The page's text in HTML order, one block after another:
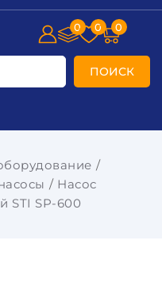
ПОИСК
0 0 0
Насос
STI SP-600